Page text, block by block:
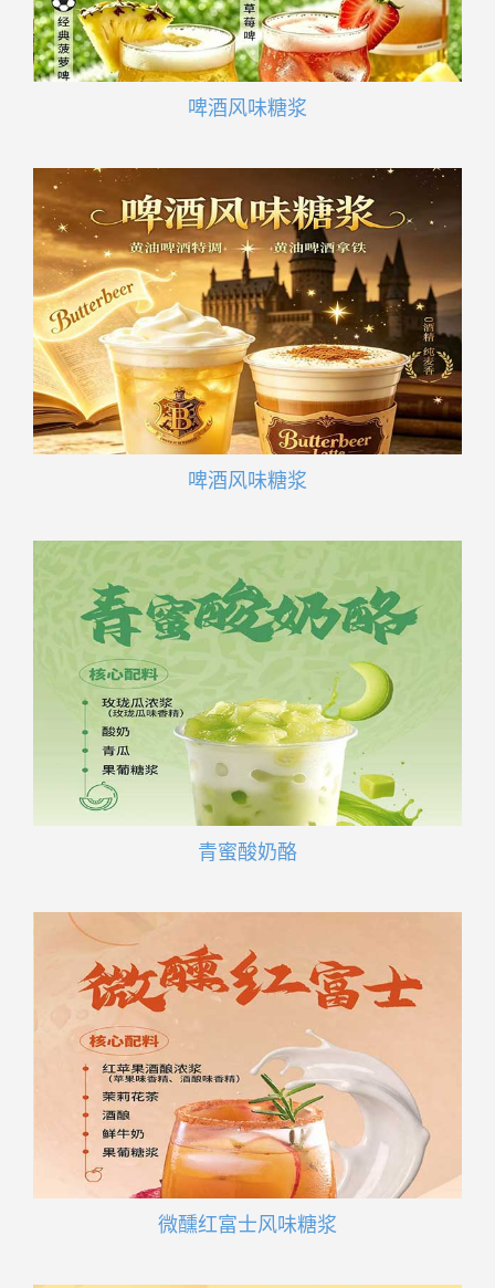
啤酒风味糖浆
啤酒风味糖浆
青蜜酸奶酪
微醺红富士风味糖浆